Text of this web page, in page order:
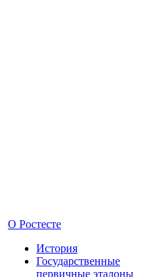
О Ростесте
История
Государственные
первичные эталоны